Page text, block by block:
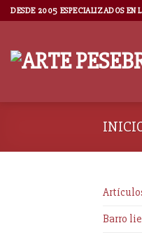
DESDE 2005 ESPECIALIZADOS EN
Barro